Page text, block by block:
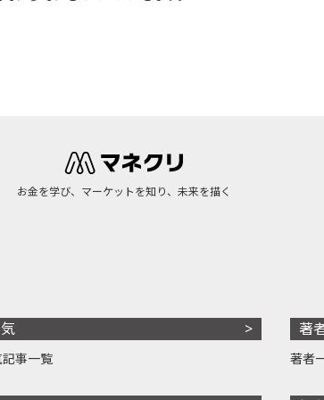
お金を学び、マーケットを知り、未来を描く
記事一覧
著
著者